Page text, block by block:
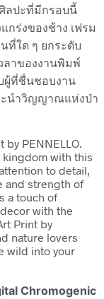
ลปะที่มีกรอบนี้
กร่งของช้าง เฟรม
ที่ใด ๆ ยกระดับ
ลาของงานพิมพ์
ผู้ที่ชื่นชอบงาน
ะนำวิญญาณแห่งป่า
PENNELLO.
kingdom with this
to detail,
and strength of
a touch of
with the
Print by
nature lovers
wild into your
Chromogenic